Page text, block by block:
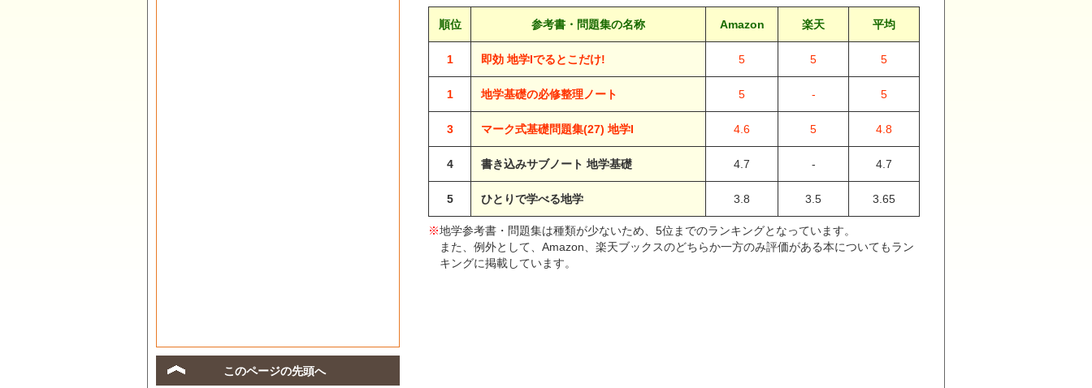
順位 参考書・問題集の名称 Amazon 楽天 平均
1 即効 地学Iでるとこだけ! 5 5 5
1 地学基礎の必修整理ノート 5 - 5
3 マーク式基礎問題集(27) 地学I 4.6 5 4.8
4 書き込みサブノート 地学基礎 4.7 - 4.7
5 ひとりで学べる地学 3.8 3.5 3.65
※地学参考書・問題集は種類が少ないため、5位までのランキングとなっています。
また、例外として、Amazon、楽天ブックスのどちらか一方のみ評価がある本についてもラン
キングに掲載しています。
このページの先頭へ